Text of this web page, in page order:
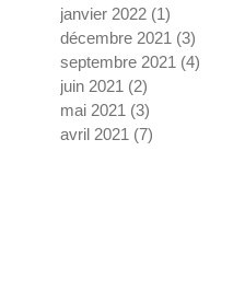
janvier 2022 (1)
décembre 2021 (3)
septembre 2021 (4)
juin 2021 (2)
mai 2021 (3)
avril 2021 (7)